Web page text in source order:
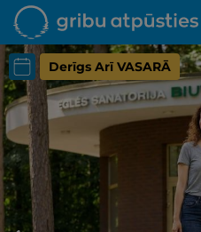
Derīgs Arī VASARĀ
Iepatikās šis